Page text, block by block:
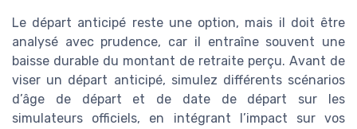
Le départ anticipé reste une option, mais il doit être
analysé avec prudence, car il entraîne souvent une
baisse durable du montant de retraite perçu. Avant de
viser un départ anticipé, simulez différents scénarios
d’âge de départ et de date de départ sur les
simulateurs officiels, en intégrant l’impact sur vos